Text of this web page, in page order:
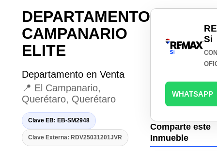
DEPARTAMENTO
CAMPANARIO
ELITE
Departamento en Venta
📍 El Campanario,
Querétaro, Querétaro
Clave EB: EB-SM2948
Clave Externa: RDV25031201JVR
Si
WHATSAPP
Comparte este
Inmueble